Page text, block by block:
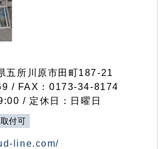
所川原市田町187-21
/ FAX：0173-34-8174
/ 定休日：日曜日
付可
line.com/